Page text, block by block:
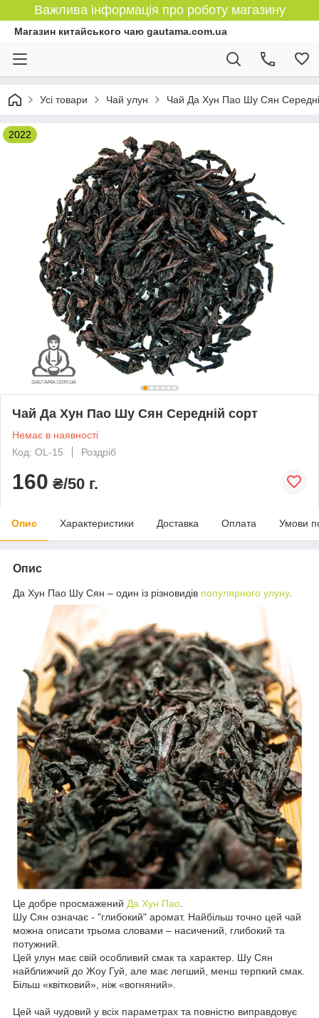
Важлива інформація про роботу магазину
Магазин китайського чаю gautama.com.ua
Усі товари Чай улун Чай Да Хун Пао Шу Сян
2022
Чай Да Хун Пао Шу Сян Середній сорт
Немає в наявності
Код: OL-15
Роздріб
160 ₴/50 г.
Опис Характеристики Доставка Оплата Умови
Опис
Да Хун Пао Шу Сян – один із різновидів популярного улуну.
Це добре просмажений Да Хун Пао
Шу Сян означає - "глибокий" аромат. Найбільш точно цей чай
можна описати трьома словами – насичений, глибокий та
потужний.
Цей улун має свій особливий смак та характер. Шу Сян
найближчий до Жоу Гуй, але має легший, менш терпкий смак.
Більш «квітковий», ніж «вогняний».
Цей чай чудовий у всіх параметрах та повністю виправдовує